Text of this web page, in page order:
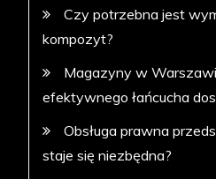
Czy potrzebna jest
kompozyt?
Magazyny w
efektywnego łańcucha
Obsługa prawna
staje się niezbędna?